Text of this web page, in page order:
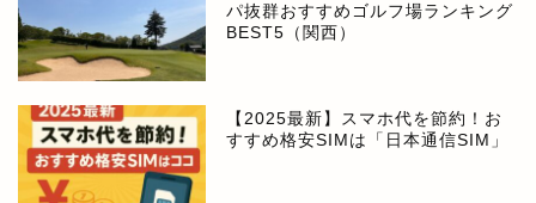
パ抜群おすすめゴルフ場ランキング
BEST5（関西）
【2025最新】スマホ代を節約！お
すすめ格安SIMは「日本通信SIM」